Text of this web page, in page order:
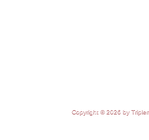
Copyright © 2026 by